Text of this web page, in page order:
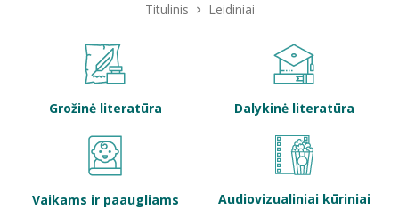
Bibliotekoms
Titulinis Leidiniai
Grožinė literatūra Dalykinė literatūra
Vaikams ir paaugliams Audiovizualiniai kūriniai